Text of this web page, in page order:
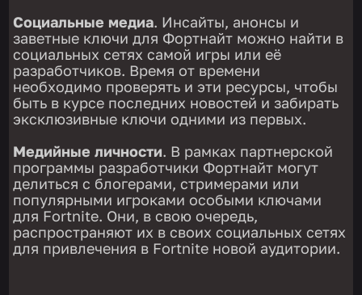
Социальные медиа. Инсайты, анонсы и
заветные ключи для Фортнайт можно найти в
социальных сетях самой игры или её
разработчиков. Время от времени
необходимо проверять и эти ресурсы, чтобы
быть в курсе последних новостей и забирать
эксклюзивные ключи одними из первых.
Медийные личности. В рамках партнерской
программы разработчики Фортнайт могут
делиться с блогерами, стримерами или
популярными игроками особыми ключами
для Fortnite. Они, в свою очередь,
распространяют их в своих социальных сетях
для привлечения в Fortnite новой аудитории.